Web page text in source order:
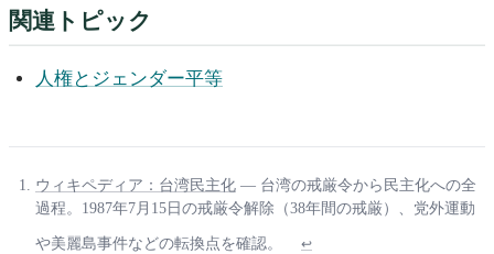
関連トピック
人権とジェンダー平等
ウィキペディア：台湾民主化 — 台湾の戒厳令から民主化への全
過程。1987年7月15日の戒厳令解除（38年間の戒厳）、党外運動
や美麗島事件などの転換点を確認。 ↩